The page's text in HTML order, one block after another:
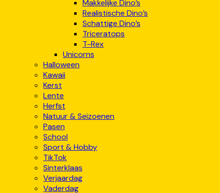
Makkelijke Dino’s
Realistische Dino’s
Schattige Dino’s
Triceratops
T-Rex
Unicorns
Halloween
Kawaii
Kerst
Lente
Herfst
Natuur & Seizoenen
Pasen
School
Sport & Hobby
TikTok
Sinterklaas
Verjaardag
Vaderdag